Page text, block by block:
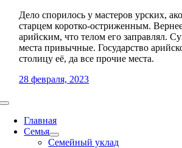
Дело спорилось у мастеров урских,
старцем коротко-остриженным.
арийским, что телом его заправлял.
места привычные. Государство
столицу её, да все прочие места.
28 февраля, 2023
Toggle
NavigationГлавная
Семья
Семейный уклад